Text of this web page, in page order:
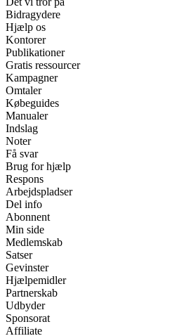
Bidragydere
Hjælp os
Kontorer
Publikationer
Gratis ressourcer
Kampagner
Omtaler
Købeguides
Manualer
Indslag
Noter
Få svar
Brug for hjælp
Respons
Arbejdspladser
Del info
Abonnent
Min side
Medlemskab
Satser
Gevinster
Hjælpemidler
Partnerskab
Udbyder
Sponsorat
Affiliate